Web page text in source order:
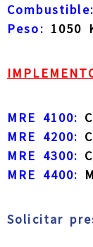
Combustible:
Peso: 1050
MRE 4100:
MRE 4200:
MRE 4300:
MRE 4400:
Solicitar